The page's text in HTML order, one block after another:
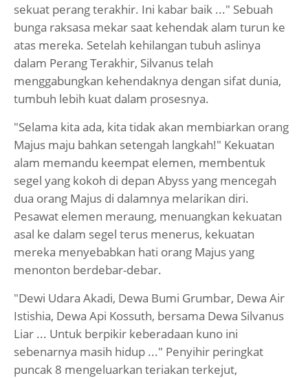
sekuat perang terakhir. Ini kabar baik ..." Sebuah
bunga raksasa mekar saat kehendak alam turun ke
atas mereka. Setelah kehilangan tubuh aslinya
dalam Perang Terakhir, Silvanus telah
menggabungkan kehendaknya dengan sifat dunia,
tumbuh lebih kuat dalam prosesnya.
"Selama kita ada, kita tidak akan membiarkan orang
Majus maju bahkan setengah langkah!" Kekuatan
alam memandu keempat elemen, membentuk
segel yang kokoh di depan Abyss yang mencegah
dua orang Majus di dalamnya melarikan diri.
Pesawat elemen meraung, menuangkan kekuatan
asal ke dalam segel terus menerus, kekuatan
mereka menyebabkan hati orang Majus yang
menonton berdebar-debar.
"Dewi Udara Akadi, Dewa Bumi Grumbar, Dewa Air
Istishia, Dewa Api Kossuth, bersama Dewa Silvanus
Liar ... Untuk berpikir keberadaan kuno ini
sebenarnya masih hidup ..." Penyihir peringkat
puncak 8 mengeluarkan teriakan terkejut,